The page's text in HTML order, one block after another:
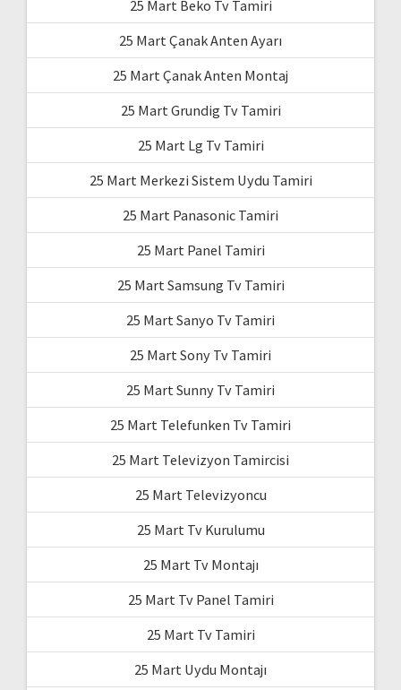
25 Mart Beko Tv Tamiri
25 Mart Çanak Anten Ayarı
25 Mart Çanak Anten Montaj
25 Mart Grundig Tv Tamiri
25 Mart Lg Tv Tamiri
25 Mart Merkezi Sistem Uydu Tamiri
25 Mart Panasonic Tamiri
25 Mart Panel Tamiri
25 Mart Samsung Tv Tamiri
25 Mart Sanyo Tv Tamiri
25 Mart Sony Tv Tamiri
25 Mart Sunny Tv Tamiri
25 Mart Telefunken Tv Tamiri
25 Mart Televizyon Tamircisi
25 Mart Televizyoncu
25 Mart Tv Kurulumu
25 Mart Tv Montajı
25 Mart Tv Panel Tamiri
25 Mart Tv Tamiri
25 Mart Uydu Montajı